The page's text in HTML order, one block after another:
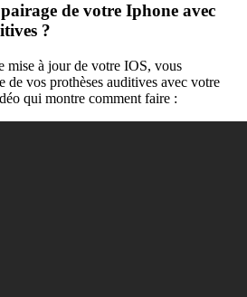
de votre Iphone avec
?
mise à jour de votre IOS, vous
de vos prothèses auditives avec votre
qui montre comment faire :